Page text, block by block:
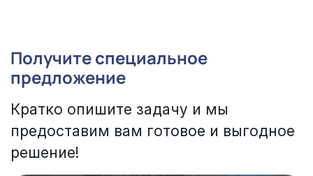
Получите специальное
предложение
Кратко опишите задачу и мы
предоставим вам готовое и выгодное
решение!